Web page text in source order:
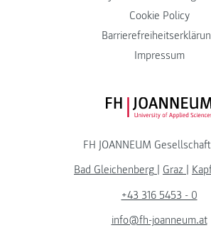
Cookie Policy
Impressum
FH JOANNEUM
Bad Gleichenberg
Graz
+43 316 5453 - 0
info@fh-joanneum.at